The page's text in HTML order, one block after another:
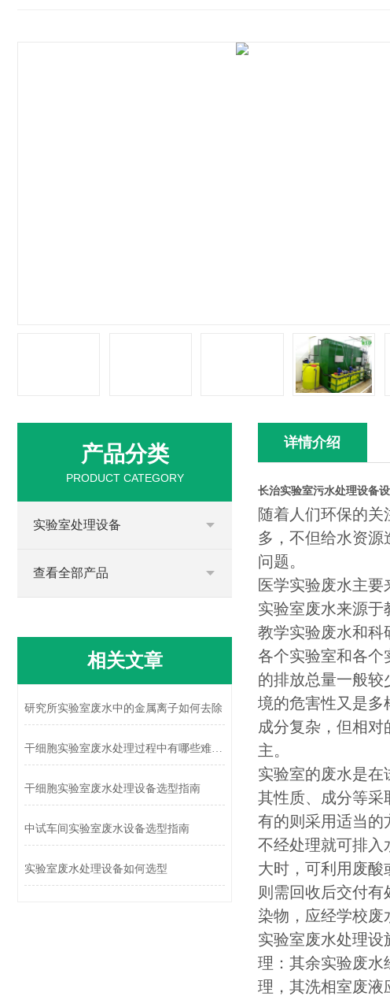
详情介绍
长治实验室污水处理设备
随着人们环保的
多，不但给水资
问题。
医学实验废水主要
实验室废水来源于
教学实验废水和科
各个实验室和各个
的排放总量一般
境的危害性又是多
成分复杂，但相
主。
实验室的废水是
其性质、成分等采
有的则采用适当的
不经处理就可排入
大时，可利用废酸
则需回收后交付
染物，应经学校废
实验室废水处理设
理：其余实验废水
理，其洗相室废液
产品分类
PRODUCT CATEGORY
实验室处理设备
查看全部产品
相关文章
研究所实验室废水中的金属离子如何去除
干细胞实验室废水处理过程中有哪些难点？
干细胞实验室废水处理设备选型指南
中试车间实验室废水设备选型指南
实验室废水处理设备如何选型